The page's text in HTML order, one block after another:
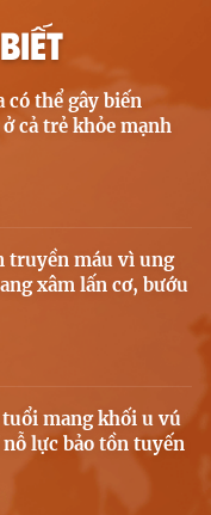
có thể gây biến
cả trẻ khỏe mạnh
truyền máu vì ung
xâm lấn cơ, bướu
tuổi mang khối u vú
lực bảo tồn tuyến